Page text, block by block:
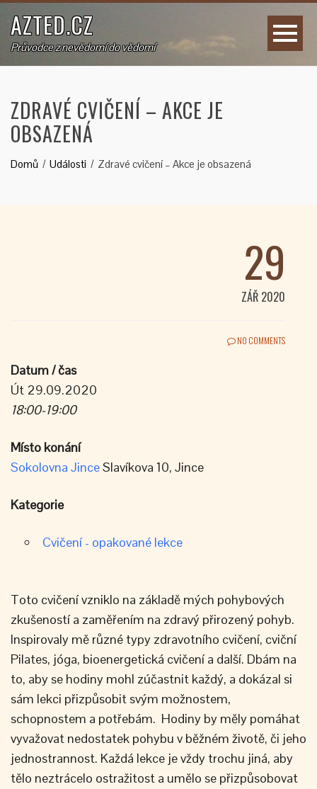
AZTED.CZ
Průvodce z nevědomí do vědomí
ZDRAVÉ CVIČENÍ – AKCE JE
OBSAZENÁ
Domů Události Zdravé cvičení – Akce je obsazená
29
ZÁŘ 2020
NO COMMENTS
Datum / čas
Út 29.09.2020
18:00-19:00
Místo konání
Sokolovna JinceSlavíkova 10, Jince
Kategorie
Cvičení - opakované lekce
Toto cvičení vzniklo na základě mých pohybových
zkušeností a zaměřením na zdravý přirozený pohyb.
Inspirovaly mě různé typy zdravotního cvičení, cviční
Pilates, jóga, bioenergetická cvičení a další. Dbám na
to, aby se hodiny mohl zúčastnit každý, a dokázal si
sám lekci přizpůsobit svým možnostem,
schopnostem a potřebám. Hodiny by měly pomáhat
vyvažovat nedostatek pohybu v běžném životě, či jeho
jednostrannost. Každá lekce je vždy trochu jiná, aby
tělo neztrácelo ostražitost a umělo se přizpůsobovat